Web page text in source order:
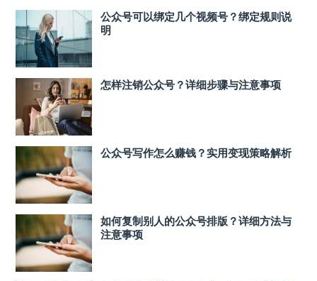
公众号可以绑定几个视频号？绑定规则说
明
怎样注销公众号？详细步骤与注意事项
公众号写作怎么赚钱？实用变现策略解析
如何复制别人的公众号排版？详细方法与
注意事项